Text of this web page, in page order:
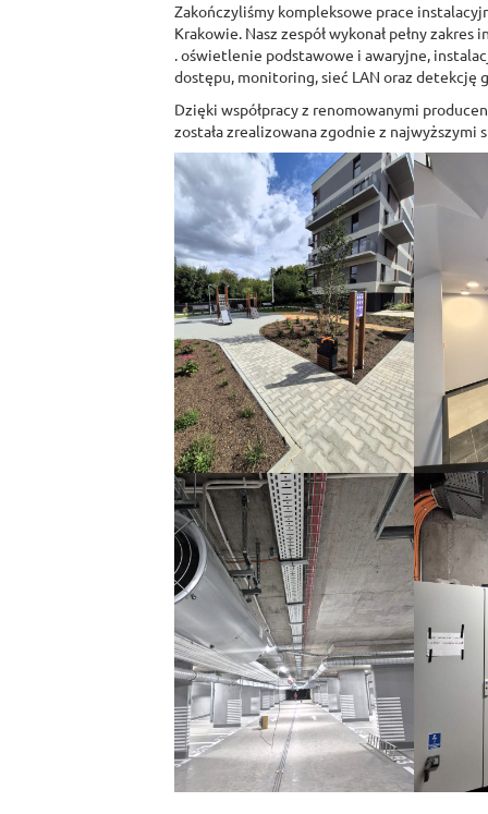
Zakończyliśmy kompleksowe prace
Krakowie. Nasz zespół wykonał pełny
. oświetlenie podstawowe i awaryjne,
dostępu, monitoring, sieć LAN oraz detekcję
Dzięki współpracy z renomowanymi
została zrealizowana zgodnie z